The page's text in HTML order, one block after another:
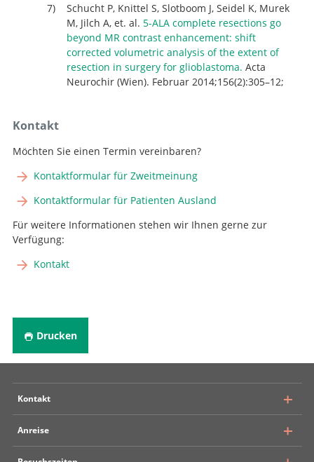
Schucht P, Knittel S, Slotboom J, Seidel K, Murek
M, Jilch A, et. al. 5-ALA complete resections go
beyond MR contrast enhancement: shift
corrected volumetric analysis of the extent of
resection in surgery for glioblastoma. Acta
Neurochir (Wien). Februar 2014;156(2):305–12;
Kontakt
Möchten Sie einen Termin vereinbaren?
Kontaktformular für Zweitmeinung
Kontaktformular für Patienten Ausland
Für weitere Informationen stehen wir Ihnen gerne zur
Verfügung:
Kontakt
Drucken
Kontakt
Inselspital Bern
Anreise